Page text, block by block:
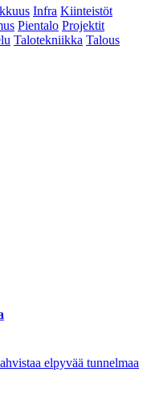
Infra Kiinteistöt
Pientalo Projektit
Talotekniikka Talous
elpyvää tunnelmaa